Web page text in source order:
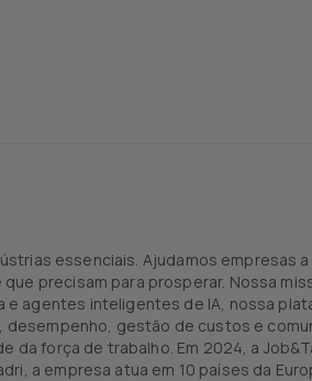
essenciais. Ajudamos empresas
precisam para prosperar. Nossa
agentes inteligentes de IA, nossa
gestão de custos e
força de trabalho. Em 2024, a
a empresa atua em 10 países da